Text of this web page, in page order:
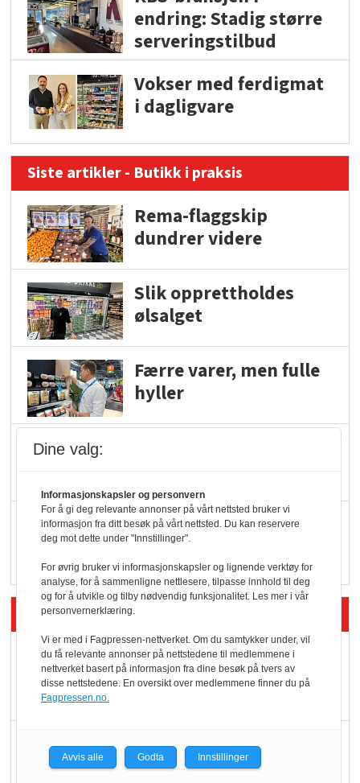
endring: Stadig større
serveringstilbud
Vokser med ferdigmat
i dagligvare
Siste artikler - Butikk i praksis
Rema-flaggskip
dundrer videre
Slik opprettholdes
ølsalget
Færre varer, men fulle
hyller
Q passerte 1 milliard i
Rema i 2025
Siste artikler - Økologisk
Kolonihagens norske
yoghurt: Trues av
Marit Kolby vant
Økologisk Norge sin
Dine valg:
Informasjonskapsler og personvern
For å gi deg relevante annonser på vårt nettsted bruker vi
informasjon fra ditt besøk på vårt nettsted. Du kan reservere
deg mot dette under "Innstillinger".
For øvrig bruker vi informasjonskapsler og lignende verktøy for
analyse, for å sammenligne nettlesere, tilpasse innhold til deg
og for å utvikle og tilby nødvendig funksjonalitet. Les mer i vår
personvernerklæring.
Vi er med i Fagpressen-nettverket. Om du samtykker under, vil
du få relevante annonser på nettstedene til medlemmene i
nettverket basert på informasjon fra dine besøk på tvers av
disse nettstedene. En oversikt over medlemmene finner du på
Fagpressen.no.
Avvis alle Godta Innstillinger